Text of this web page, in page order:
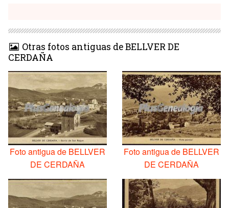
Otras fotos antiguas de BELLVER DE
CERDAÑA
Foto antigua de BELLVER
DE CERDAÑA
Foto antigua de BELLVER
DE CERDAÑA